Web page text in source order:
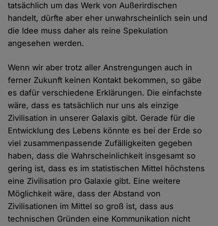
tatsächlich um das Werk von Außerirdischen
handelt, dürfte aber eher unwahrscheinlich sein und
die Idee muss daher als reine Spekulation
angesehen werden.
Wenn wir aber trotz aller Anstrengungen auch in
ferner Zukunft keinen Kontakt bekommen, so gäbe
es dafür verschiedene Erklärungen. Die einfachste
wäre, dass es tatsächlich nur uns als einzige
Zivilisation in unserer Galaxis gibt. Gerade für die
Entwicklung des Lebens könnte es bei der Erde so
viel zusammenpassende Zufälligkeiten gegeben
haben, dass die Wahrscheinlichkeit insgesamt so
gering ist, dass es im statistischen Mittel höchstens
eine Zivilisation pro Galaxie gibt. Eine weitere
Möglichkeit wäre, dass der Abstand von
Zivilisationen im Mittel so groß ist, dass aus
technischen Gründen eine Kommunikation nicht